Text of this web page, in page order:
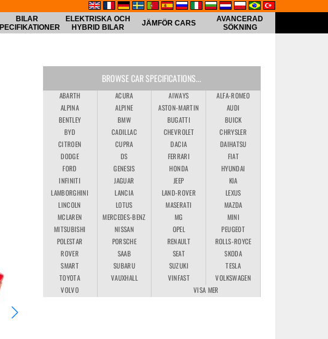
BILAR
ELEKTRISKA OCH
HYBRID BILAR
JÄMFÖR CARS
AVANCERAD
SÖKNING
BROWSE CAR SPECIFICATIONS...
ABARTH ACURA AIWAYS
ALFA-ROMEO
ALPINA
ALPINE ASTON-MARTIN
AUDI
BENTLEY
BMW BUGATTI
BUICK
BYD
CADILLAC CHEVROLET
CHRYSLER
CITROEN
CUPRA DACIA
DAIHATSU
DODGE
DS FERRARI
FIAT
FORD
GENESIS HONDA
HYUNDAI
INFINITI
JAGUAR JEEP
KIA
LAMBORGHINI
LANCIA LAND-ROVER
LEXUS
LINCOLN
LOTUS MASERATI
MAZDA
MCLAREN
MERCEDES-BENZ MG
MINI
MITSUBISHI
NISSAN OPEL
PEUGEOT
POLESTAR
PORSCHE RENAULT
ROLLS-ROYCE
ROVER
SAAB SEAT
SKODA
SMART
SUBARU SUZUKI
TESLA
TOYOTA
VAUXHALL VINFAST
VOLKSWAGEN
VOLVO
VISA MER